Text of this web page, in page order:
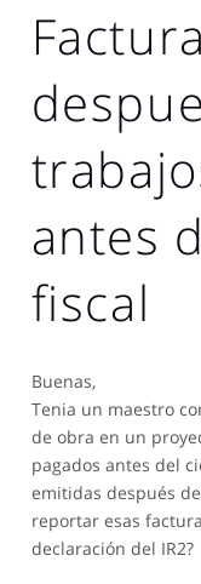
antes
fiscal
Buenas,
Tenia un maestro
de obra en un
pagados antes del
emitidas después
reportar esas
declaración del IR2?